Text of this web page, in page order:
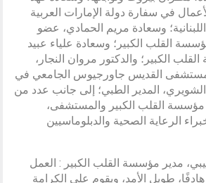
في سفارة دولة الإمارات العربية
وسعادة مريم الحمادي، عضو
القلب الكبير؛ وسعادة علياء عبيد
الكبير؛ والدكتور مروان النجار،
لمستشفى القديس جاورجيوس الجامعي في
المدير الطبي؛ إلى جانب عدد من
القلب الكبير والمستشفى،
الرعاية الصحية والدبلوماسيين
مدير مؤسسة القلب الكبير : العمل
طويل الأمد، ويقوم على الكرامة